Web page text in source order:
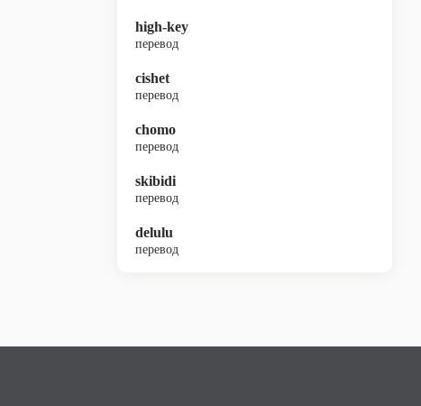
high-key
перевод
cishet
перевод
chomo
перевод
skibidi
перевод
delulu
перевод